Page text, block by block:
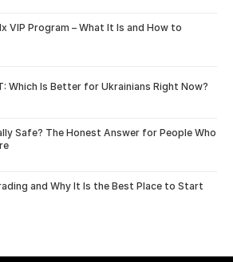
VIP Program – What It Is and How to
Which Is Better for Ukrainians Right Now?
Safe? The Honest Answer for People Who
and Why It Is the Best Place to Start